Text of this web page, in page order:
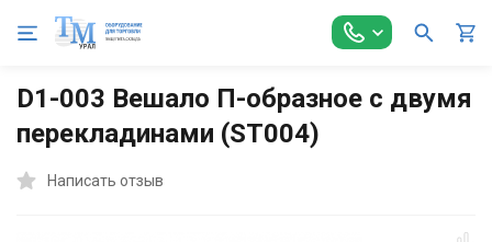
Главная Торговое оборудование Вешала и стойки
D1-003 Вешало П-образное с двумя
перекладинами (ST004)
Написать отзыв